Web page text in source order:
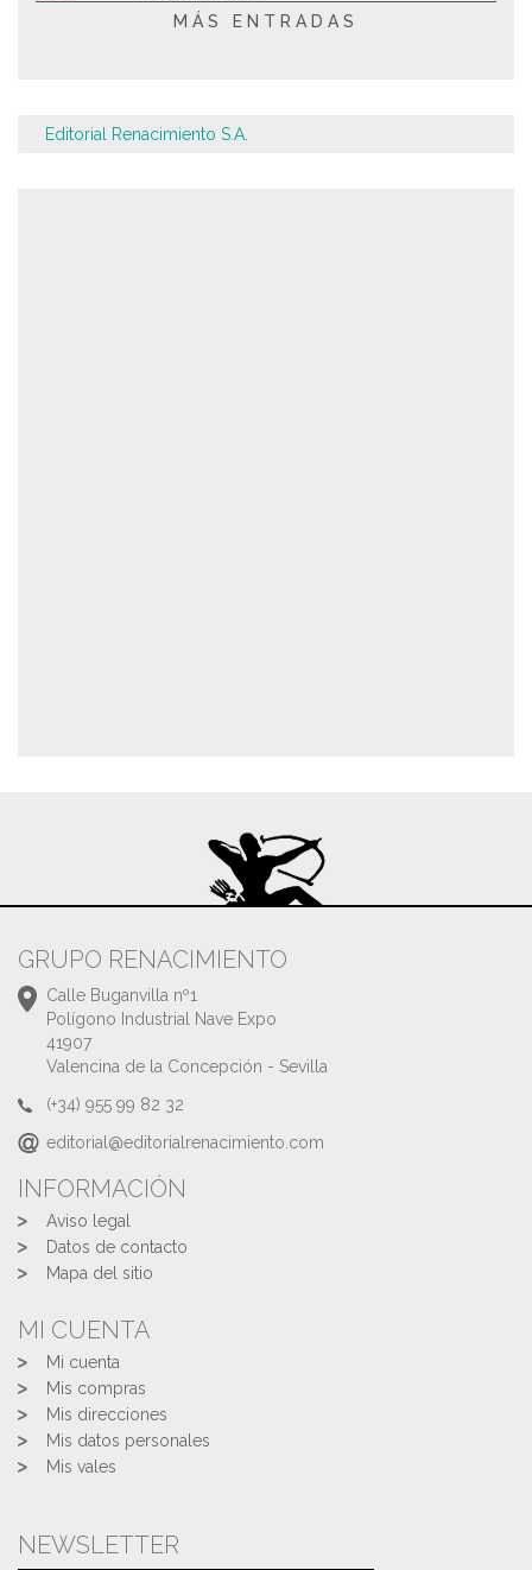
MÁS ENTRADAS
Editorial Renacimiento S.A.
GRUPO RENACIMIENTO
Calle Buganvilla nº1
Polígono Industrial Nave Expo
41907
Valencina de la Concepción - Sevilla
(+34) 955 99 82 32
editorial@editorialrenacimiento.com
INFORMACIÓN
Aviso legal
Datos de contacto
Mapa del sitio
MI CUENTA
Mi cuenta
Mis compras
Mis direcciones
Mis datos personales
Mis vales
NEWSLETTER